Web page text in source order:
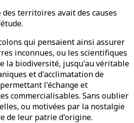
territoires avait des causes
qui pensaient ainsi assurer
inconnues, ou les scientifiques
la biodiversité, jusqu'au véritable
et d'acclimatation de
l'échange et
commercialisables. Sans oublier
ou motivées par la nostalgie
de leur patrie d'origine.